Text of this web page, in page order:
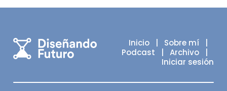
Inicio
   |
Sobre mí
   |
Podcast
Archivo
   |
Iniciar sesión